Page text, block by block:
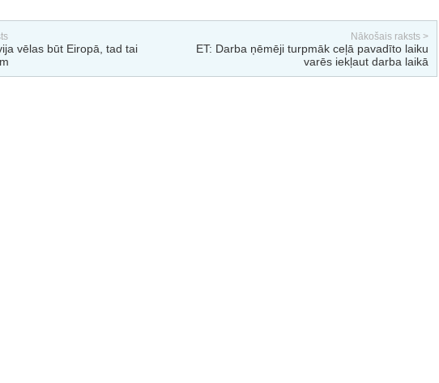
vēlas būt Eiropā, tad tai
Nākošais raksts >
ET: Darba ņēmēji turpmāk ceļā pavadīto laiku
varēs iekļaut darba laikā